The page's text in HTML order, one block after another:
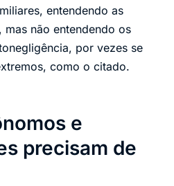
entendendo as
mas não entendendo os
por vezes se
como o citado.
e
precisam de